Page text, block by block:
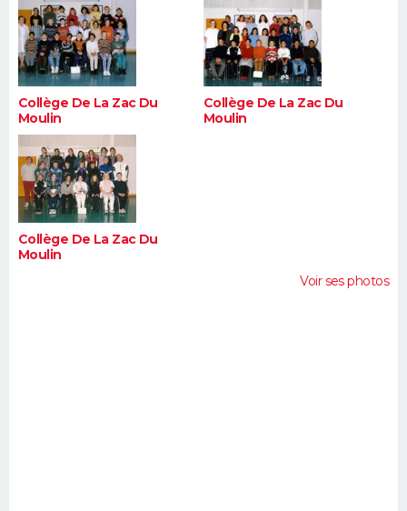
Collège De La Zac Du
Moulin
Collège De La Zac Du
Moulin
Collège De La Zac Du
Moulin
Voir ses photos